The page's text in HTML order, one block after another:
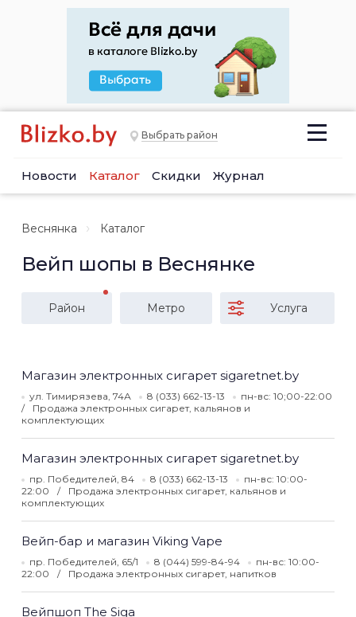
Выбрать район
Новости Каталог Скидки Журнал
Веснянка Каталог
Вейп шопы в Веснянке
Район Метро Услуга
Магазин электронных сигарет sigaretnet.by
ул. Тимирязева, 74А 8 (033) 662-13-13
пн-вс: 10;00-22:00
Продажа электронных сигарет, кальянов и
комплектующих
Магазин электронных сигарет sigaretnet.by
пр. Победителей, 84 8 (033) 662-13-13
пн-вс: 10:00-
22:00
Продажа электронных сигарет, кальянов и
комплектующих
Вейп-бар и магазин Viking Vape
пр. Победителей, 65/1 8 (044) 599-84-94
пн-вс: 10:00-
22:00
Продажа электронных сигарет, напитков
Вейпшоп The Siga